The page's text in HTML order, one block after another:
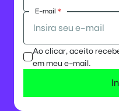
E-mail *
Ao clicar, aceito
em meu e-mail.